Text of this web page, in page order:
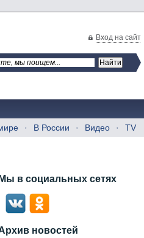
Вход на сайт
В России Видео TV
Мы в социальных сетях
новостей